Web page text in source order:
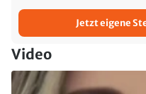
Jetzt eigene
Video